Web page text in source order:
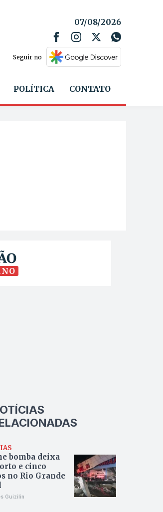
07/08/2026
Seguir no
POLÍTICA CONTATO
bomba deixa
e cinco
no Rio Grande
Guizilin